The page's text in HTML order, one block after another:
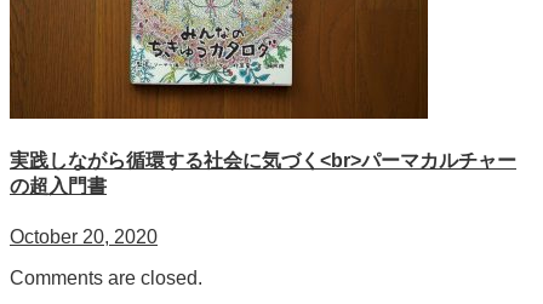
実践しながら循環する社会に気づく<br>パーマカルチャー
の超入門書
October 20, 2020
Comments are closed.